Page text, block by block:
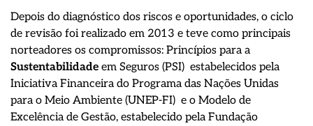
Depois do diagnóstico dos riscos e oportunidades, o ciclo
de revisão foi realizado em 2013 e teve como principais
norteadores os compromissos: Princípios para a
Sustentabilidade em Seguros (PSI)  estabelecidos pela
Iniciativa Financeira do Programa das Nações Unidas
para o Meio Ambiente (UNEP-FI)  e o Modelo de
Excelência de Gestão, estabelecido pela Fundação